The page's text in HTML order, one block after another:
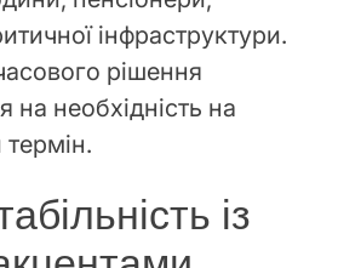
інфраструктури.
рішення
на необхідність на
із